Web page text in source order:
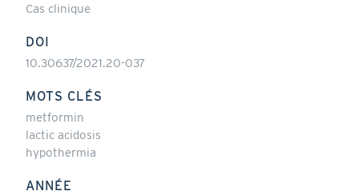
Cas clinique
DOI
10.30637/2021.20-037
MOTS CLÉS
metformin
lactic acidosis
hypothermia
ANNÉE